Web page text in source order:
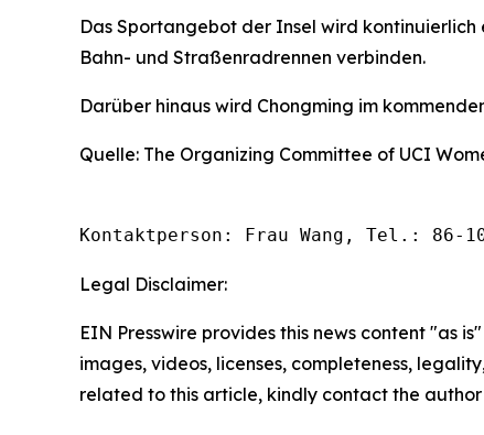
Das Sportangebot der Insel wird
Bahn- und Straßenradrennen verbinden.
Darüber hinaus wird Chongming im
Quelle: The Organizing Committee of UCI
Kontaktperson: Frau Wang, Tel.: 86-
Legal Disclaimer:
EIN Presswire provides this news content "as
images, videos, licenses, completeness,
related to this article, kindly contact the